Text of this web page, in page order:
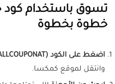
تسوق باستخدام
خطوة بخطوة
اضغط على الكود (ALLCOUPONAT)
وانتقل لموقع كمكسا.